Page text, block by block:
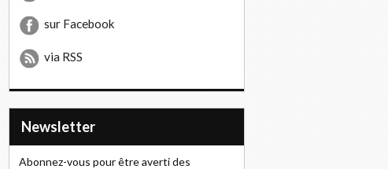
sur Facebook
via RSS
Newsletter
Abonnez-vous pour être averti des